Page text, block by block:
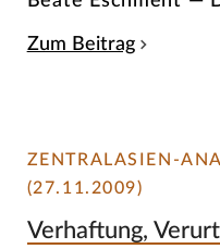
Zum Beitrag
ZENTRALASIEN-
(27.11.2009)
Verhaftung,